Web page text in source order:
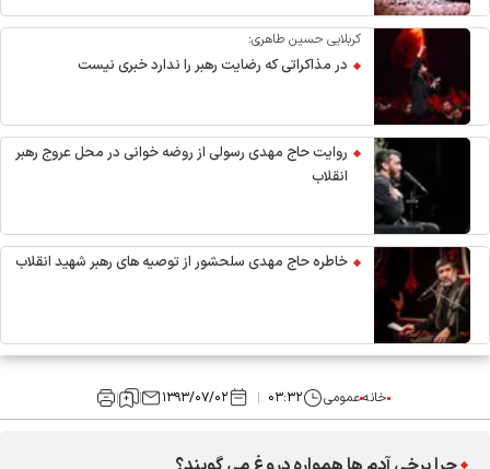
کربلایی حسین طاهری:
در مذاکراتی که رضایت رهبر را ندارد خبری نیست
روایت حاج مهدی رسولی از روضه خوانی در محل عروج رهبر
انقلاب
خاطره حاج مهدی سلحشور از توصیه های رهبر شهید انقلاب
خانهعمومی ۰۳:۳۲ ۱۳۹۳/۰۷/۰۲